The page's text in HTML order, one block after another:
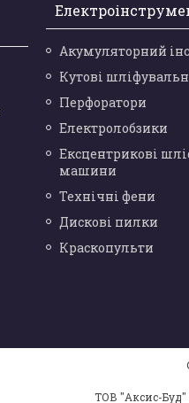
Акумуляторний
Кутові
Перфоратори
Електролобзики
Ексцентрикові
машини
Технічні фени
Дискові пилки
Краскопульти